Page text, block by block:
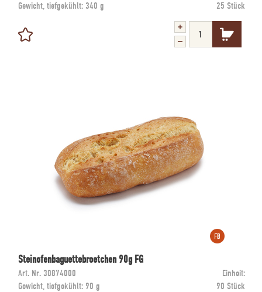
Gewicht, tiefgekühlt: 340 g 25 Stück
Steinofenbaguettebroetchen 90g FG
Art. Nr. 30874000
Einheit:
Gewicht, tiefgekühlt: 90 g 90 Stück